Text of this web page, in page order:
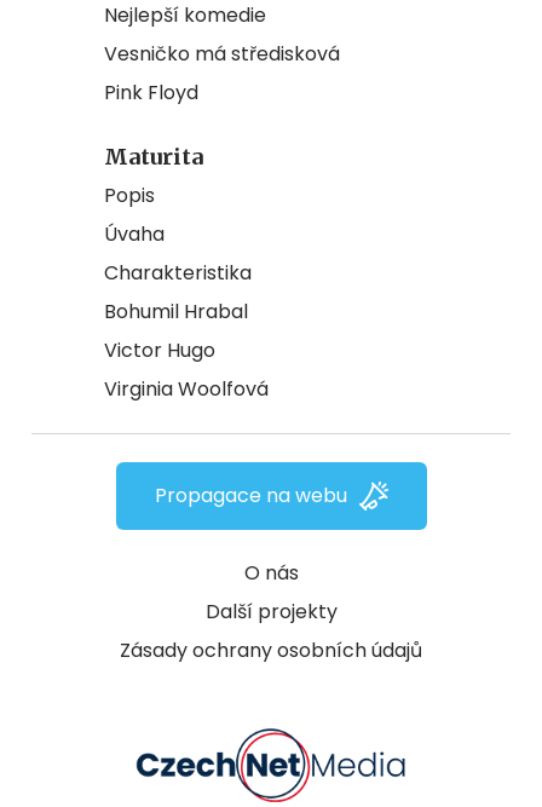
Nejlepší komedie
Vesničko má středisková
Pink Floyd
Maturita
Popis
Úvaha
Charakteristika
Bohumil Hrabal
Victor Hugo
Virginia Woolfová
O nás
Další projekty
Zásady ochrany osobních údajů
Propagace na webu